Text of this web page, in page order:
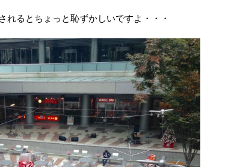
れるとちょっと恥ずかしいですよ・・・